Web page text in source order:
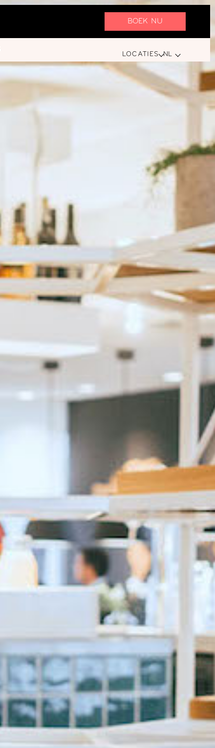
BOEK NU
LOCATIES NL